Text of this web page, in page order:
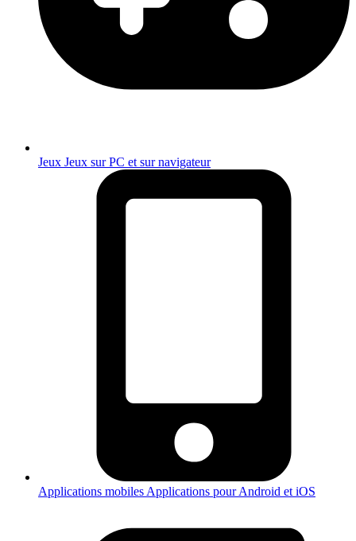
Jeux Jeux sur PC et sur navigateur
Applications mobiles Applications pour Android et iOS